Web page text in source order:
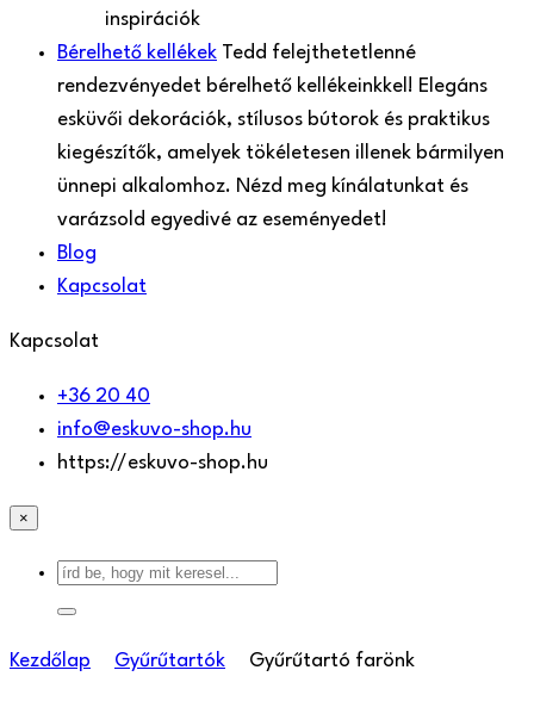
inspirációk
Bérelhető kellékek Tedd felejthetetlenné
rendezvényedet bérelhető kellékeinkkel! Elegáns
esküvői dekorációk, stílusos bútorok és praktikus
kiegészítők, amelyek tökéletesen illenek bármilyen
ünnepi alkalomhoz. Nézd meg kínálatunkat és
varázsold egyedivé az eseményedet!
Blog
Kapcsolat
Kapcsolat
+36 20 40
info@eskuvo-shop.hu
https://eskuvo-shop.hu
×
Kezdőlap Gyűrűtartók Gyűrűtartó farönk